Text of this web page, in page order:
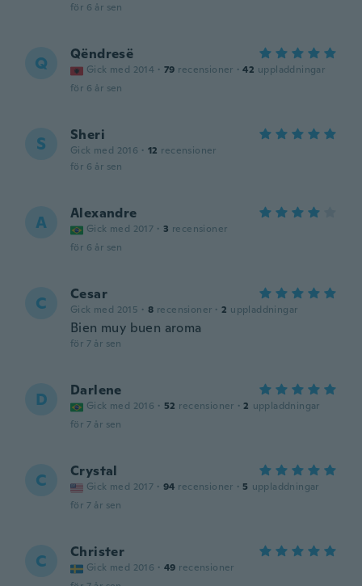
för 6 år sen
Q Qëndresë
Gick med 2014 · 79 recensioner · 42 uppladdningar
för 6 år sen
S Sheri
Gick med 2016 · 12 recensioner
för 6 år sen
A Alexandre
Gick med 2017 · 3 recensioner
för 6 år sen
C Cesar
Gick med 2015 · 8 recensioner · 2 uppladdningar
Bien muy buen aroma
för 7 år sen
D Darlene
Gick med 2016 · 52 recensioner · 2 uppladdningar
för 7 år sen
C Crystal
Gick med 2017 · 94 recensioner · 5 uppladdningar
för 7 år sen
C Christer
Gick med 2016 · 49 recensioner